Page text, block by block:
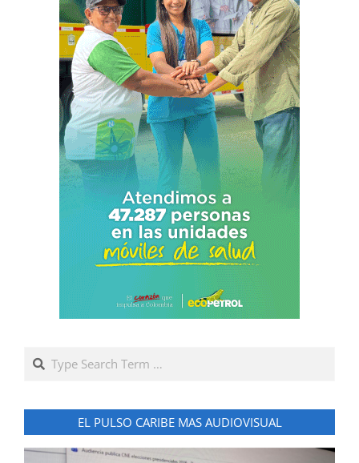
Search
EL PULSO CARIBE MAS AUDIOVISUAL